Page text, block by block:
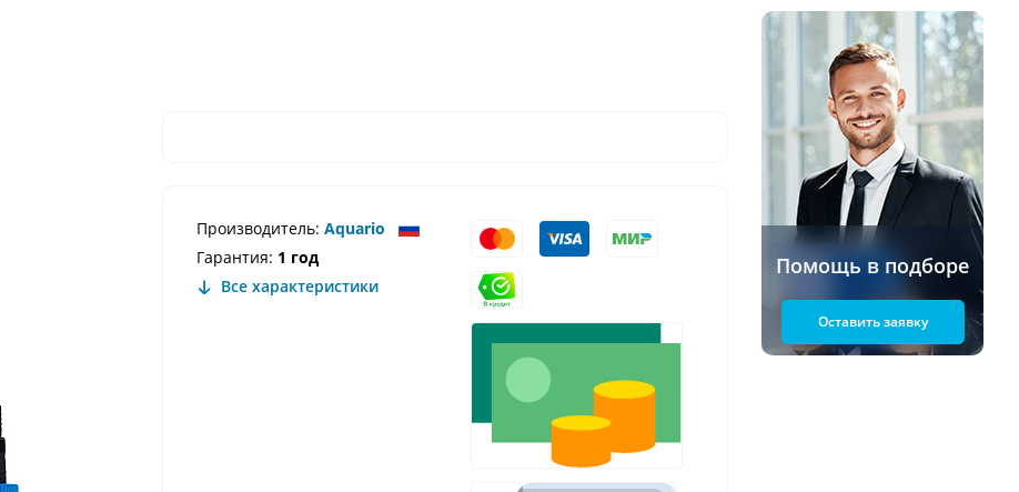
Производитель: Aquario
Гарантия: 1 год
Все характеристики
Помощь в подборе
Оставить заявку